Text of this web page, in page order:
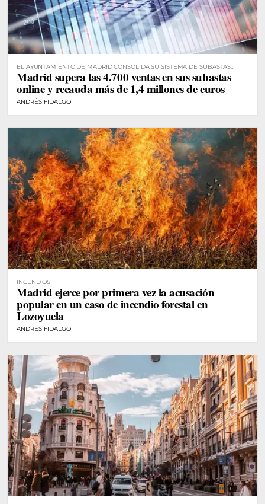
EL AYUNTAMIENTO DE MADRID CONSOLIDA SU SISTEMA DE SUBASTAS
DIGITALES
Madrid supera las 4.700 ventas en sus subastas
online y recauda más de 1,4 millones de euros
ANDRÉS FIDALGO
INCENDIOS
Madrid ejerce por primera vez la acusación
popular en un caso de incendio forestal en
Lozoyuela
ANDRÉS FIDALGO